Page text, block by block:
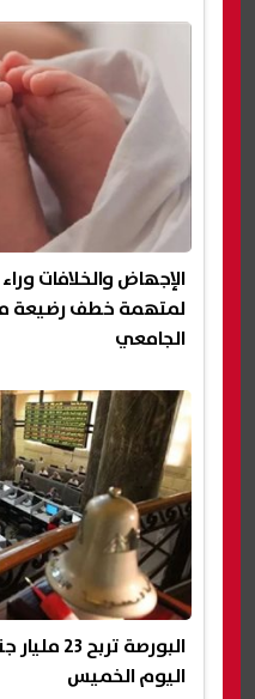
الإجهاض والخلافات
لمتهمة خطف رضيعة
الجامعي
البورصة
اليوم الخميس